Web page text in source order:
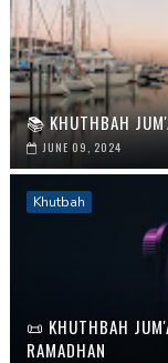
📚 KHUTHBAH
JUNE 09, 2024
Khutbah
📜 KHUTHBAH
RAMADHAN